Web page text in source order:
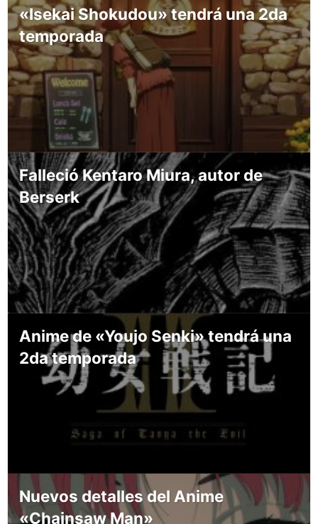
«Isekai Shokudou» tendrá una 2da
temporada
Falleció Kentaro Miura, autor de
Berserk
Anime de «Youjo Senki» tendrá una
2da temporada
Nuevos detalles del Anime
«Chainsaw Man»